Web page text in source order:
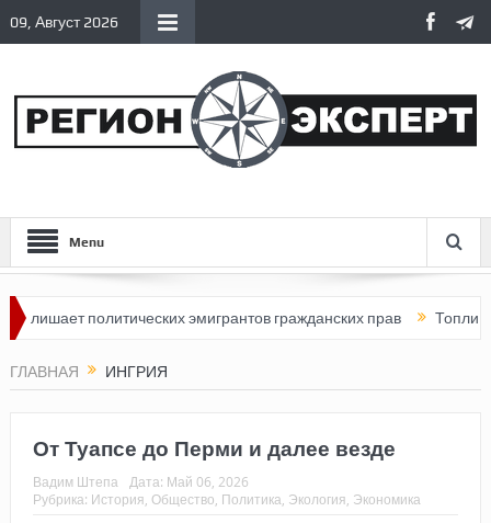
09, Август 2026
Menu
политических эмигрантов гражданских прав Топливный
ГЛАВНАЯ ИНГРИЯ
От Туапсе до Перми и далее везде
Вадим Штепа Дата: Май 06, 2026
Рубрика: История Общество Политика Экология Экономика